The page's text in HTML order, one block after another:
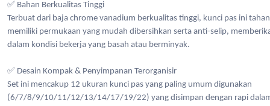
✅ Bahan Berkualitas Tinggi
Terbuat dari baja chrome vanadium berkualitas tinggi, kunci pas ini
memiliki permukaan yang mudah dibersihkan serta anti-selip,
dalam kondisi bekerja yang basah atau berminyak.
✅ Desain Kompak & Penyimpanan Terorganisir
Set ini mencakup 12 ukuran kunci pas yang paling umum digunakan
(6/7/8/9/10/11/12/13/14/17/19/22) yang disimpan dengan rapi